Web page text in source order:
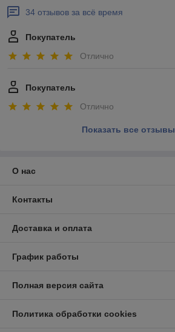
34 отзывов за всё время
Покупатель
Отлично
Покупатель
Отлично
Показать все отзывы
О нас
Контакты
Доставка и оплата
График работы
Полная версия сайта
Политика обработки cookies